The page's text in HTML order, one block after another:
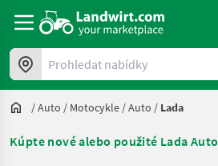
Prohledat nabídky
/Auto / Motocykle /Auto / Lada
Kúpte nové alebo použité Lada Auto